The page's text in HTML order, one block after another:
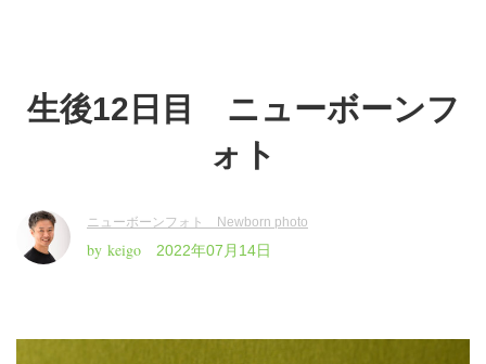
生後12日目 ニューボーンフ
ォト
ニューボーンフォト Newborn photo
by keigo 2022年07月14日